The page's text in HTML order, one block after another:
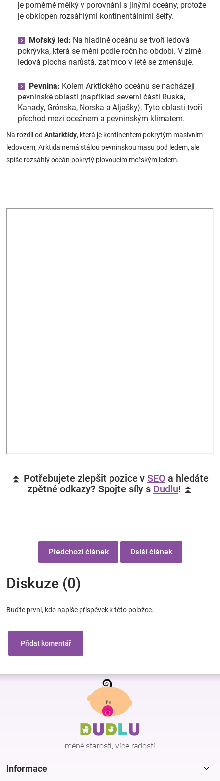
je poměrně mělký v porovnání s jinými oceány, protože
je obklopen rozsáhlými kontinentálními šelfy.
Mořský led: Na hladině oceánu se tvoří ledová
pokrývka, která se mění podle ročního období. V zimě
ledová plocha narůstá, zatímco v létě se zmenšuje.
Pevnina: Kolem Arktického oceánu se nacházejí
pevninské oblasti (například severní části Ruska,
Kanady, Grónska, Norska a Aljašky). Tyto oblasti tvoří
přechod mezi oceánem a pevninským klimatem.
Na rozdíl od Antarktidy, která je kontinentem pokrytým masivním
ledovcem, Arktida nemá stálou pevninskou masu pod ledem, ale
spíše rozsáhlý oceán pokrytý plovoucím mořským ledem.
⏫ Potřebujete zlepšit pozice v SEO a hledáte
zpětné odkazy? Spojte síly s Dudlu! ⏫
Předchozí článek Další článek
Diskuze (0)
Buďte první, kdo napíše příspěvek k této položce.
Přidat komentář
Z
méně starostí, více radostí
Informace